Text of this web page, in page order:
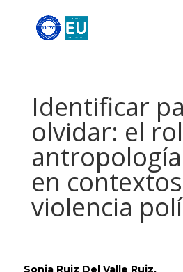
Identificar
olvidar: el
en
violencia
Sonia Ruiz Del Valle Ruiz,